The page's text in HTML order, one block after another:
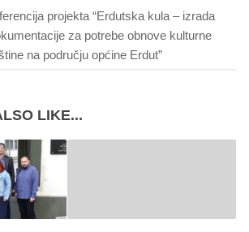
projekta “Erdutska kula – izrada
za potrebe obnove kulturne
na području općine Erdut”
LIKE...